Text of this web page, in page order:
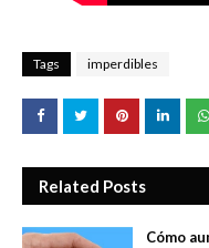
Tags imperdibles
Related Posts
Cómo